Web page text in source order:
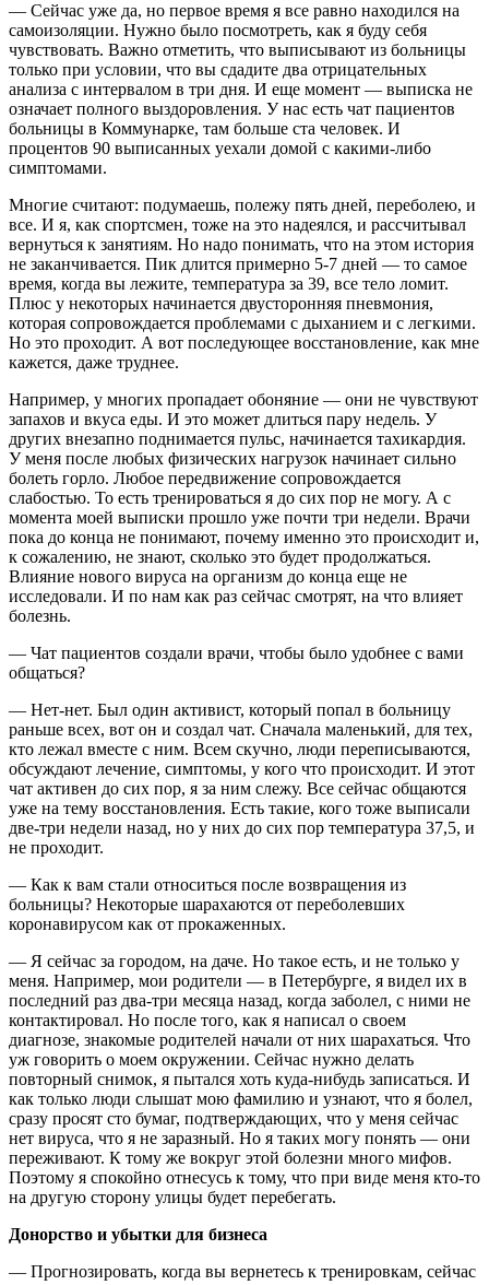
— Сейчас уже да, но первое время я все равно находился на
самоизоляции. Нужно было посмотреть, как я буду себя
чувствовать. Важно отметить, что выписывают из больницы
только при условии, что вы сдадите два отрицательных
анализа с интервалом в три дня. И еще момент — выписка не
означает полного выздоровления. У нас есть чат пациентов
больницы в Коммунарке, там больше ста человек. И
процентов 90 выписанных уехали домой с какими-либо
симптомами.
Многие считают: подумаешь, полежу пять дней, переболею, и
все. И я, как спортсмен, тоже на это надеялся, и рассчитывал
вернуться к занятиям. Но надо понимать, что на этом история
не заканчивается. Пик длится примерно 5-7 дней — то самое
время, когда вы лежите, температура за 39, все тело ломит.
Плюс у некоторых начинается двусторонняя пневмония,
которая сопровождается проблемами с дыханием и с легкими.
Но это проходит. А вот последующее восстановление, как мне
кажется, даже труднее.
Например, у многих пропадает обоняние — они не чувствуют
запахов и вкуса еды. И это может длиться пару недель. У
других внезапно поднимается пульс, начинается тахикардия.
У меня после любых физических нагрузок начинает сильно
болеть горло. Любое передвижение сопровождается
слабостью. То есть тренироваться я до сих пор не могу. А с
момента моей выписки прошло уже почти три недели. Врачи
пока до конца не понимают, почему именно это происходит и,
к сожалению, не знают, сколько это будет продолжаться.
Влияние нового вируса на организм до конца еще не
исследовали. И по нам как раз сейчас смотрят, на что влияет
болезнь.
— Чат пациентов создали врачи, чтобы было удобнее с вами
общаться?
— Нет-нет. Был один активист, который попал в больницу
раньше всех, вот он и создал чат. Сначала маленький, для тех,
кто лежал вместе с ним. Всем скучно, люди переписываются,
обсуждают лечение, симптомы, у кого что происходит. И этот
чат активен до сих пор, я за ним слежу. Все сейчас общаются
уже на тему восстановления. Есть такие, кого тоже выписали
две-три недели назад, но у них до сих пор температура 37,5, и
не проходит.
— Как к вам стали относиться после возвращения из
больницы? Некоторые шарахаются от переболевших
коронавирусом как от прокаженных.
— Я сейчас за городом, на даче. Но такое есть, и не только у
меня. Например, мои родители — в Петербурге, я видел их в
последний раз два-три месяца назад, когда заболел, с ними не
контактировал. Но после того, как я написал о своем
диагнозе, знакомые родителей начали от них шарахаться. Что
уж говорить о моем окружении. Сейчас нужно делать
повторный снимок, я пытался хоть куда-нибудь записаться. И
как только люди слышат мою фамилию и узнают, что я болел,
сразу просят сто бумаг, подтверждающих, что у меня сейчас
нет вируса, что я не заразный. Но я таких могу понять — они
переживают. К тому же вокруг этой болезни много мифов.
Поэтому я спокойно отнесусь к тому, что при виде меня кто-то
на другую сторону улицы будет перебегать.
Донорство и убытки для бизнеса
— Прогнозировать, когда вы вернетесь к тренировкам, сейчас